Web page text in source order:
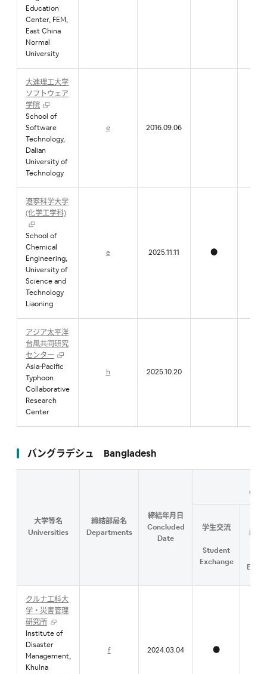
Education
Center, FEM,
East China
Normal
University
大連理工大学
ソフトウェア
学院
School of
Software
Technology,
Dalian
University of
Technology
e 2016.09.06
遼寧科学大学
(化学工学科)
School of
Chemical
Engineering,
University of
Science and
Technology
Liaoning
e 2025.11.11 ●
アジア太平洋
台風共同研究
センター
Asia-Pacific
Typhoon
Collaborative
Research
Center
h 2025.10.20
バングラデシュ Bangladesh
大学等名
Universities
締結部局名
Departments
締結年月日
Concluded
Date
学生交流
Student
Exchange
教職
クルナ工科大
学・災害管理
研究所
Institute of
Disaster
Management,
Khulna
f 2024.03.04 ●